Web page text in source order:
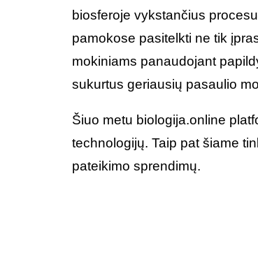
biosferoje vykstančius
pamokose pasitelkti ne tik
mokiniams panaudojant
sukurtus geriausių pasaulio
Šiuo metu biologija.online
technologijų. Taip pat šiame
pateikimo sprendimų.